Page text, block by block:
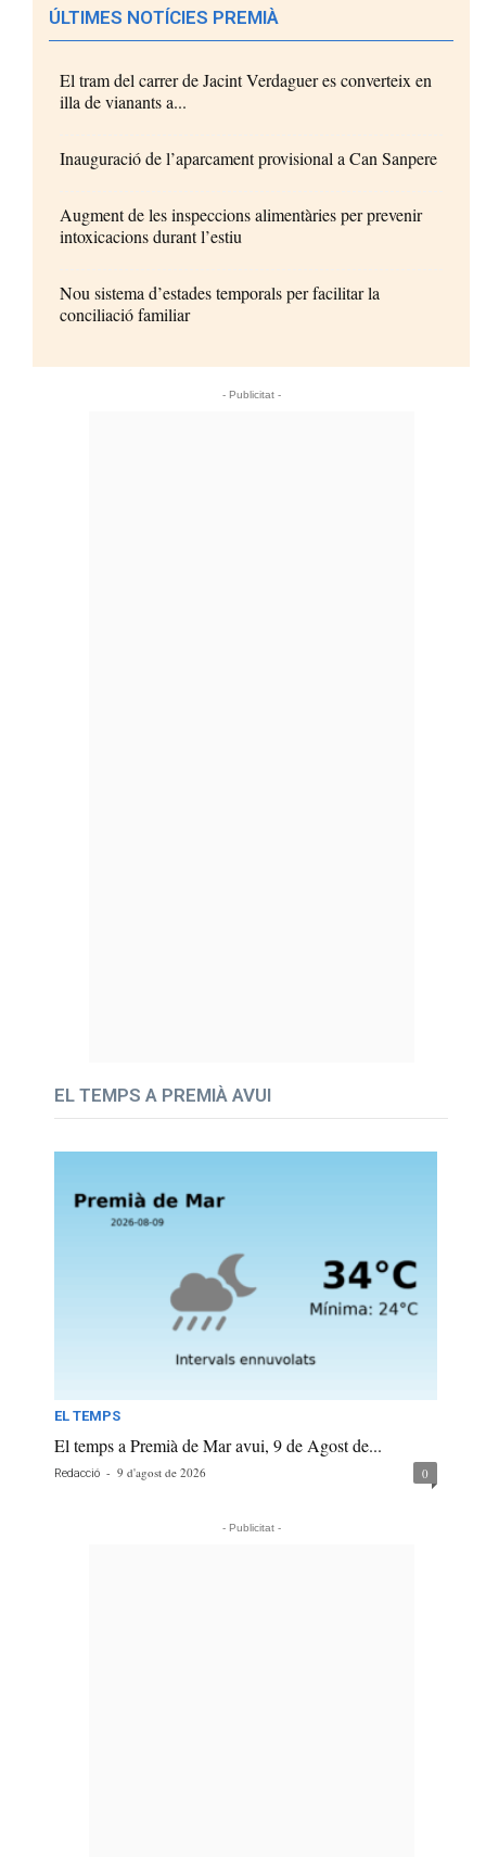
ÚLTIMES NOTÍCIES PREMIÀ
El tram del carrer de Jacint Verdaguer es converteix en
illa de vianants a...
Inauguració de l’aparcament provisional a Can Sanpere
Augment de les inspeccions alimentàries per prevenir
intoxicacions durant l’estiu
Nou sistema d’estades temporals per facilitar la
conciliació familiar
- Publicitat -
EL TEMPS A PREMIÀ AVUI
EL TEMPS
El temps a Premià de Mar avui, 9 de Agost de...
Redacció - 9 d'agost de 2026 0
- Publicitat -